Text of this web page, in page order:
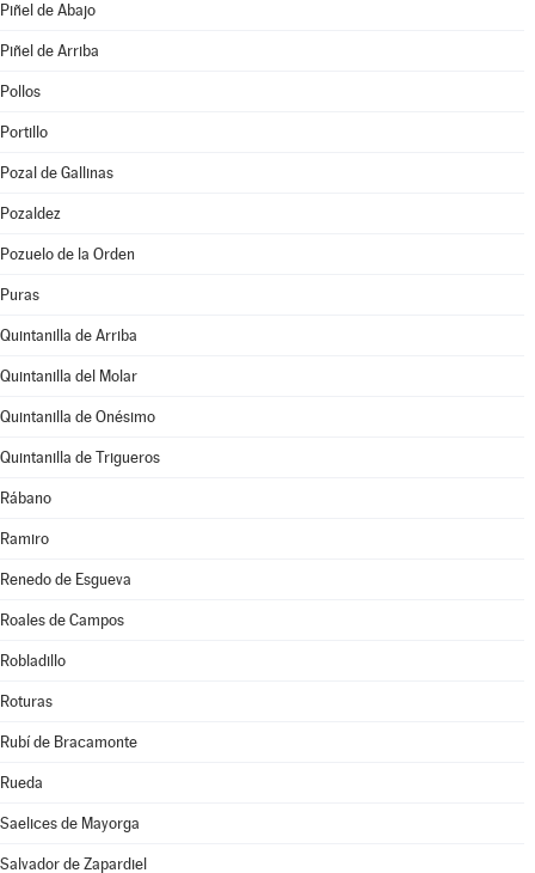
Piñel de Abajo
Piñel de Arriba
Pollos
Portillo
Pozal de Gallinas
Pozaldez
Pozuelo de la Orden
Puras
Quintanilla de Arriba
Quintanilla del Molar
Quintanilla de Onésimo
Quintanilla de Trigueros
Rábano
Ramiro
Renedo de Esgueva
Roales de Campos
Robladillo
Roturas
Rubí de Bracamonte
Rueda
Saelices de Mayorga
Salvador de Zapardiel